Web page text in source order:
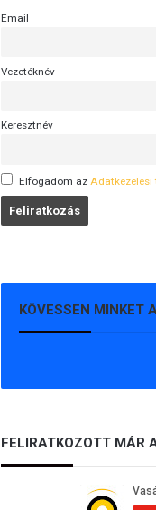
Email
Vezetéknév
Keresztnév
Elfogadom az
KÖVESSEN MINKET
FELIRATKOZOTT MÁR